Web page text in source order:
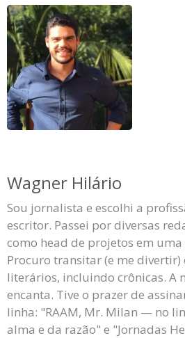
Wagner Hilário
Sou jornalista e escolhi a
escritor. Passei por diversas
como head de projetos em
Procuro transitar (e me divertir)
literários, incluindo crônicas. A
encanta. Tive o prazer de
linha: "RAAM, Mr. Milan — no
alma e da razão" e "Jornadas